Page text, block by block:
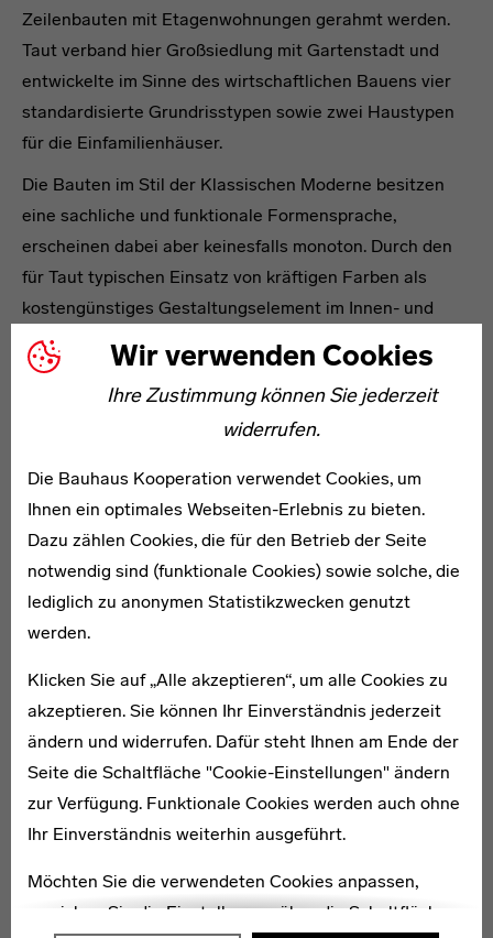
Wir verwenden Cookies
Ihre Zustimmung können Sie jederzeit
widerrufen.
Die Bauhaus Kooperation verwendet Cookies, um
Ihnen ein optimales Webseiten-Erlebnis zu bieten.
Dazu zählen Cookies, die für den Betrieb der Seite
notwendig sind (funktionale Cookies) sowie solche, die
lediglich zu anonymen Statistikzwecken genutzt
werden.
Klicken Sie auf „Alle akzeptieren“, um alle Cookies zu
akzeptieren. Sie können Ihr Einverständnis jederzeit
ändern und widerrufen. Dafür steht Ihnen am Ende der
Seite die Schaltfläche "Cookie-Einstellungen" ändern
zur Verfügung. Funktionale Cookies werden auch ohne
Ihr Einverständnis weiterhin ausgeführt.
Möchten Sie die verwendeten Cookies anpassen,
erreichen Sie die Einstellungen über die Schaltfläche
Zeilenbauten mit Etagenwohnungen gerahmt werden.
Taut verband hier Großsiedlung mit Gartenstadt und
entwickelte im Sinne des wirtschaftlichen Bauens vier
standardisierte Grundrisstypen sowie zwei Haustypen
für die Einfamilienhäuser.
Die Bauten im Stil der Klassischen Moderne besitzen
eine sachliche und funktionale Formensprache,
erscheinen dabei aber keinesfalls monoton. Durch den
für Taut typischen Einsatz von kräftigen Farben als
kostengünstiges Gestaltungselement im Innen- und
Außenbereich sowie durch vor- und rückspringende
Hausgruppen erhielt jeder Straßenzug seinen eigenen
Im Hufeisenbau, in einer originalgetreu sanierten
Ladenwohnung mit Garten, ist heute eine Infostation mit
Café untergebracht. Hier können sich die Besucher über
die Hufeisensiedlung sowie die fünf weiteren
Siedlungen der UNESCO-Welterbeliste informieren. [KS]
Karte